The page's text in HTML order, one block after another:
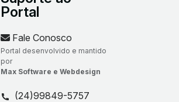
Portal
Fale Conosco
Portal desenvolvido e mantido
por
Max Software e Webdesign
(24)99849-5757